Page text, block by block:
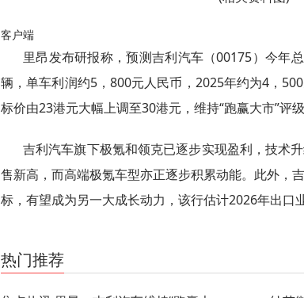
客户端
里昂发布研报称，预测吉利汽车（00175）今年
辆，单车利润约5，800元人民币，2025年约为4，
标价由23港元大幅上调至30港元，维持“跑赢大市”评级
吉利汽车旗下极氪和领克已逐步实现盈利，技术
售新高，而高端极氪车型亦正逐步积累动能。此外，
标，有望成为另一大成长动力，该行估计2026年出口
热门推荐